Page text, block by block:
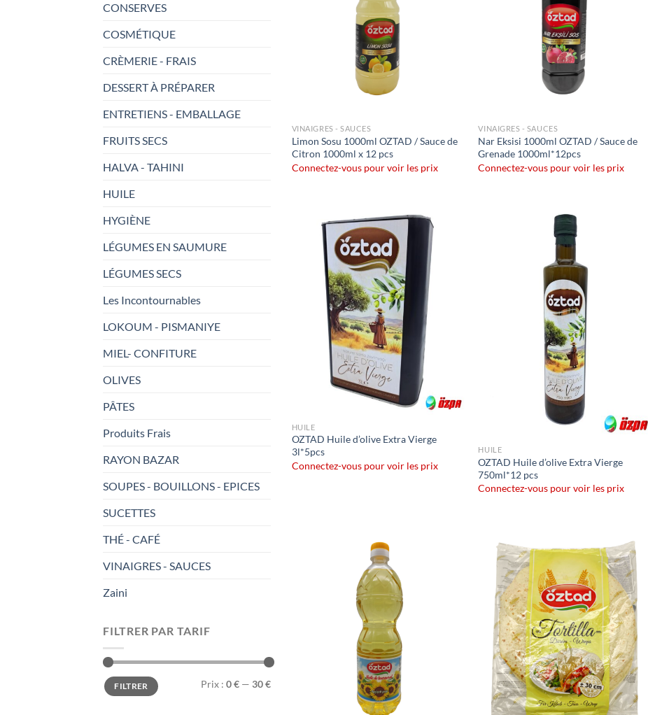
CONSERVES
COSMÉTIQUE
CRÈMERIE - FRAIS
DESSERT À PRÉPARER
ENTRETIENS - EMBALLAGE
FRUITS SECS
HALVA - TAHINI
HUILE
HYGIÈNE
LÉGUMES EN SAUMURE
LÉGUMES SECS
Les Incontournables
LOKOUM - PISMANIYE
MIEL- CONFITURE
OLIVES
PÂTES
Produits Frais
RAYON BAZAR
SOUPES - BOUILLONS - EPICES
SUCETTES
THÉ - CAFÉ
VINAIGRES - SAUCES
Zaini
FILTRER PAR TARIF
Prix
min
Prix
maxFILTRER Prix : 0 € — 30 €
VINAIGRES - SAUCES
Limon Sosu 1000ml OZTAD / Sauce de
Citron 1000ml x 12 pcs
Connectez-vous pour voir les prix
VINAIGRES - SAUCES
Nar Eksisi 1000ml OZTAD / Sauce de
Grenade 1000ml*12pcs
Connectez-vous pour voir les prix
Ajouter
à la liste
souhaits
HUILE
OZTAD Huile d’olive Extra Vierge
3l*5pcs
Connectez-vous pour voir les prix
HUILE
OZTAD Huile d’olive Extra Vierge
750ml*12 pcs
Connectez-vous pour voir les prix
Ajouter
à la liste
de
souhaits